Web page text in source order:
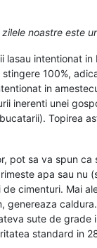
noastre este
lasau intentionat
100%,
in
inerenti unei
Topirea
pot sa va spun
apa sau
cimenturi. Mai
genereaza
sute de
standard in